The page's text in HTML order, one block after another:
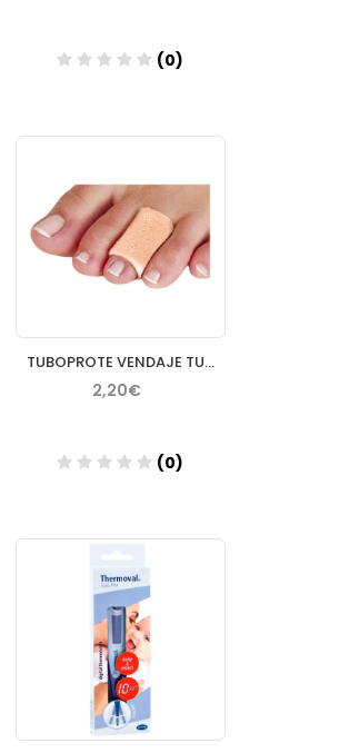
(0)
TUBOPROTE VENDAJE TUBULAR DEDOS 18 MM DIAMETRO 1
2,20€
(0)
Añadir